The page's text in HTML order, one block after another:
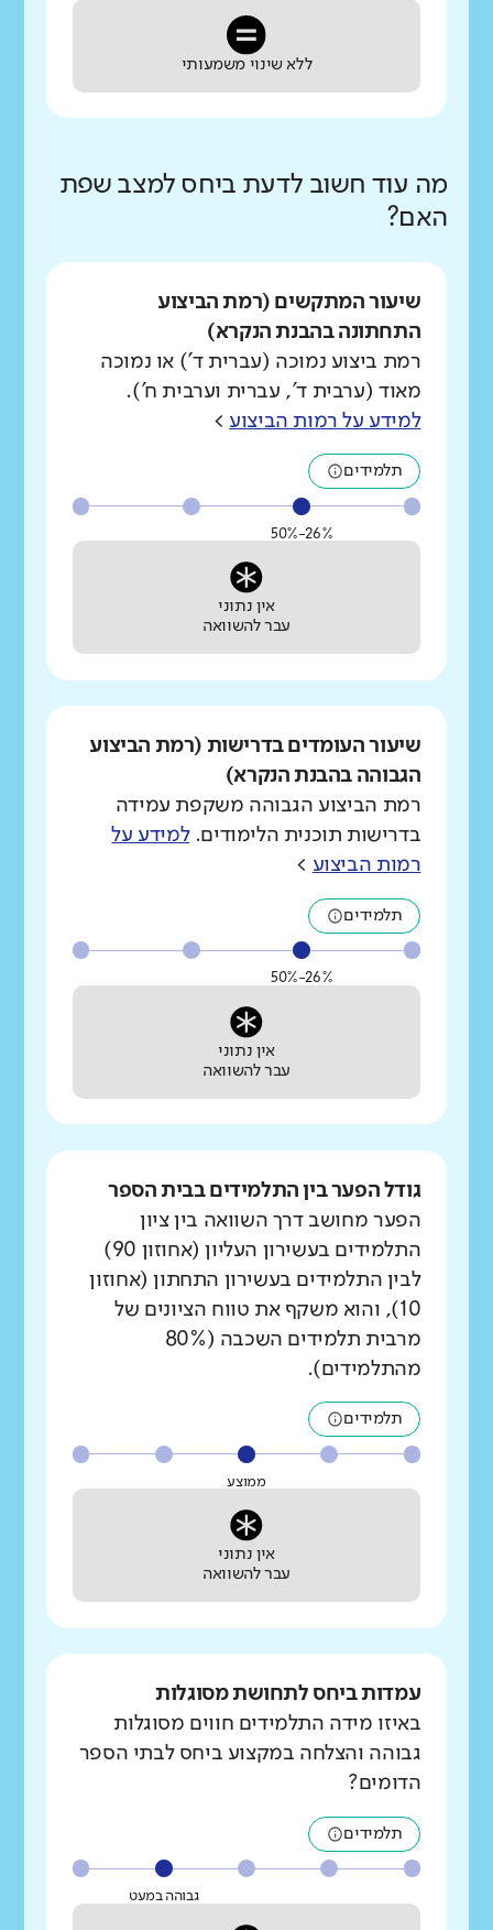
ללא שינוי משמעותי
מה עוד חשוב לדעת ביחס למצב שפת
האם?
שיעור המתקשים (רמת הביצוע
התחתונה בהבנת הנקרא)
רמת ביצוע נמוכה (עברית ד') או נמוכה
מאוד (ערבית ד', עברית וערבית ח').
למידע על רמות הביצוע >
תלמידים
26%-50%
אין נתוני
עבר להשוואה
שיעור העומדים בדרישות (רמת הביצוע
הגבוהה בהבנת הנקרא)
רמת הביצוע הגבוהה משקפת עמידה
בדרישות תוכנית הלימודים.למידע על
רמות הביצוע >
תלמידים
26%-50%
אין נתוני
עבר להשוואה
גודל הפער בין התלמידים בבית הספר
הפער מחושב דרך השוואה בין ציון
התלמידים בעשירון העליון (אחוזון 90)
לבין התלמידים בעשירון התחתון (אחוזון
10), והוא משקף את טווח הציונים של
מרבית תלמידים השכבה (80%
מהתלמידים).
תלמידים
ממוצע
אין נתוני
עבר להשוואה
עמדות ביחס לתחושת מסוגלות
באיזו מידה התלמידים חווים מסוגלות
גבוהה והצלחה במקצוע ביחס לבתי הספר
הדומים?
תלמידים
גבוהה במעט